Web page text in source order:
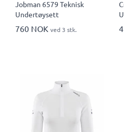
Jobman 6579 Teknisk
Undertøysett
760 NOK ved 3 stk.